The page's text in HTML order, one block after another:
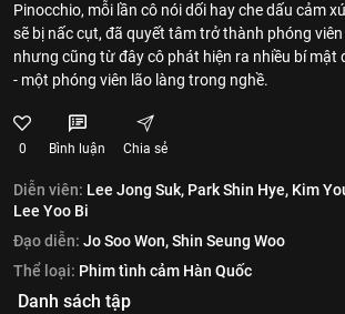
Pinocchio, mỗi lần cô nói dối hay che dấu cảm
sẽ bị nấc cụt, đã quyết tâm trở thành phóng
nhưng cũng từ đây cô phát hiện ra nhiều bí mật
- một phóng viên lão làng trong nghề.
0 Bình luận Chia sẻ
Diễn viên: Lee Jong Suk, Park Shin Hye, Kim
Lee Yoo Bi
Đạo diễn: Jo Soo Won,Shin Seung Woo
Thể loại: Phim tình cảm Hàn Quốc
Danh sách tập